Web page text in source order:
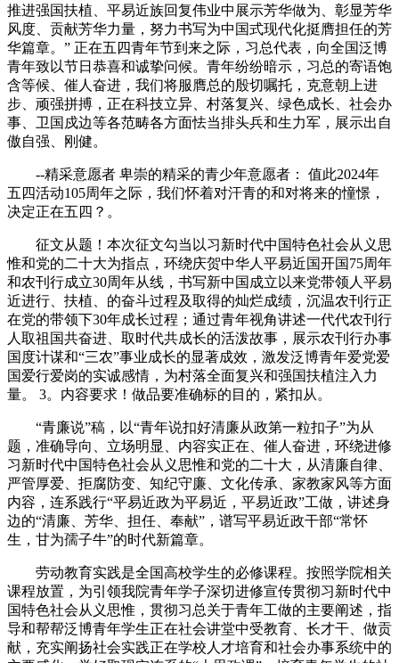
推进强国扶植、平易近族回复伟业中展示芳华做为、彰显芳华
风度、贡献芳华力量，努力书写为中国式现代化挺膺担任的芳
华篇章。” 正在五四青年节到来之际，习总代表，向全国泛博
青年致以节日恭喜和诚挚问候。青年纷纷暗示，习总的寄语饱
含等候、催人奋进，我们将服膺总的殷切嘱托，克意朝上进
步、顽强拼搏，正在科技立异、村落复兴、绿色成长、社会办
事、卫国戍边等各范畴各方面怯当排头兵和生力军，展示出自
傲自强、刚健。
--精采意愿者 卑崇的精采的青少年意愿者： 值此2024年
五四活动105周年之际，我们怀着对汗青的和对将来的憧憬，
决定正在五四？。
征文从题！本次征文勾当以习新时代中国特色社会从义思
惟和党的二十大为指点，环绕庆贺中华人平易近国开国75周年
和农刊行成立30周年从线，书写新中国成立以来党带领人平易
近进行、扶植、的奋斗过程及取得的灿烂成绩，沉温农刊行正
在党的带领下30年成长过程；通过青年视角讲述一代代农刊行
人取祖国共奋进、取时代共成长的活泼故事，展示农刊行办事
国度计谋和“三农”事业成长的显著成效，激发泛博青年爱党爱
国爱行爱岗的实诚感情，为村落全面复兴和强国扶植注入力
量。 3。内容要求！做品要准确标的目的，紧扣从。
“青廉说”稿，以“青年说扣好清廉从政第一粒扣子”为从
题，准确导向、立场明显、内容实正在、催人奋进，环绕进修
习新时代中国特色社会从义思惟和党的二十大，从清廉自律、
严管厚爱、拒腐防变、知纪守廉、文化传承、家教家风等方面
内容，连系践行“平易近政为平易近，平易近政”工做，讲述身
边的“清廉、芳华、担任、奉献”，谱写平易近政干部“常怀
生，甘为孺子牛”的时代新篇章。
劳动教育实践是全国高校学生的必修课程。按照学院相关
课程放置，为引领我院青年学子深切进修宣传贯彻习新时代中
国特色社会从义思惟，贯彻习总关于青年工做的主要阐述，指
导和帮帮泛博青年学生正在社会讲堂中受教育、长才干、做贡
献，充实阐扬社会实践正在学校人才培育和社会办事系统中的